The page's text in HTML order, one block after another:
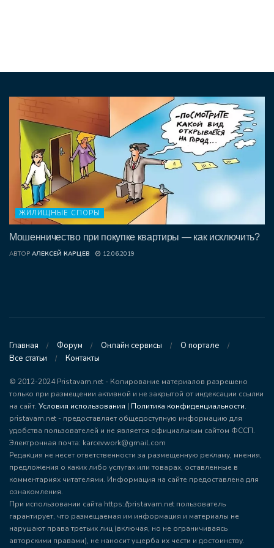
ЖИЛИЩНЫЕ СПОРЫ
Мошенничество при покупке квартиры — как исключить?
АВТОР АЛЕКСЕЙ КАРЦЕВ 12.06.2019
Главная Форум Онлайн сервисы
О портале
Все статьи
Контакты
© 2012-2024 Pristavam.net - Копирование материалов разрешено
только при размещении активной и не закрытой от индексации ссылки
на сайт. Условия использования | Политика конфиденциальности.
pristavam.net - предоставляет общедоступную информацию для
удобства пользователей и не является официальным сайтом ФССП.
Электронная почта: karcevwork@gmail.com
Редакция не несет ответственности за размещенную рекламу, мнения,
предложения о каких либо услугах или товарах, оставленные в
комментариях читателями. Информация на сайте предоставлена для
ознакомления.
При использовании сайта https://pristavam.net пользователь
гарантирует, что размещаемая им информация и материалы не
нарушают права третьих лиц (включая, но не ограничиваясь
авторскими правами), не наносит ущерба их чести и достоинству.